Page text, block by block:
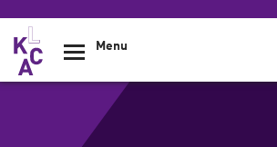
Overslaan en naar de inhoud gaan
Menu